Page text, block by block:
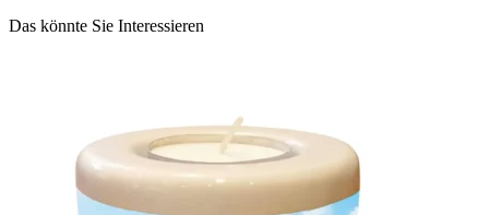
Das könnte Sie Interessieren